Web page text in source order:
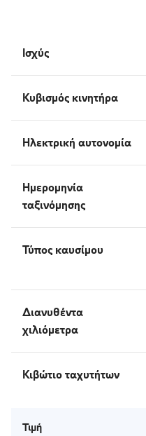
Ισχύς
Κυβισμός κινητήρα
Ηλεκτρική αυτονομία
Ημερομηνία
ταξινόμησης
Τύπος καυσίμου
Διανυθέντα
χιλιόμετρα
Κιβώτιο ταχυτήτων
Τιμή